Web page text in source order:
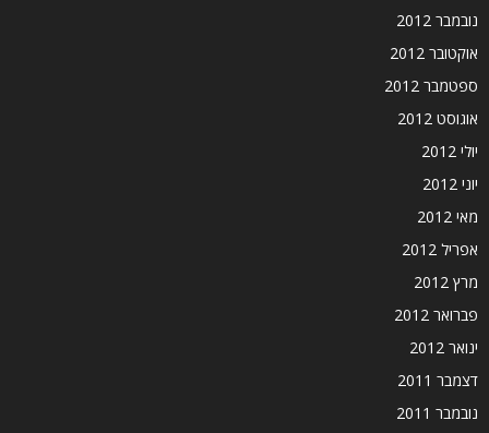
נובמבר 2012
אוקטובר 2012
ספטמבר 2012
אוגוסט 2012
יולי 2012
יוני 2012
מאי 2012
אפריל 2012
מרץ 2012
פברואר 2012
ינואר 2012
דצמבר 2011
נובמבר 2011